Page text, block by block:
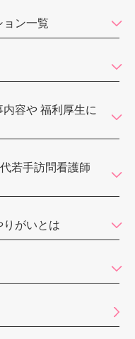
・東京
ョン一覧
内容や 福利厚生に
若手訪問看護師
りがいとは